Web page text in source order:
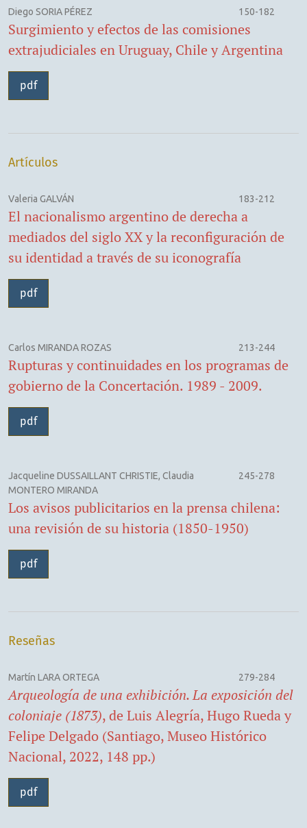
Diego SORIA PÉREZ 150-182
Surgimiento y efectos de las comisiones
extrajudiciales en Uruguay, Chile y Argentina
pdf
Artículos
Valeria GALVÁN 183-212
El nacionalismo argentino de derecha a
mediados del siglo XX y la reconfiguración de
su identidad a través de su iconografía
pdf
Carlos MIRANDA ROZAS 213-244
Rupturas y continuidades en los programas de
gobierno de la Concertación. 1989 - 2009.
pdf
Jacqueline DUSSAILLANT CHRISTIE, Claudia
MONTERO MIRANDA
245-278
Los avisos publicitarios en la prensa chilena:
una revisión de su historia (1850-1950)
pdf
Reseñas
Martín LARA ORTEGA 279-284
Arqueología de una exhibición. La exposición del
coloniaje (1873), de Luis Alegría, Hugo Rueda y
Felipe Delgado (Santiago, Museo Histórico
Nacional, 2022, 148 pp.)
pdf